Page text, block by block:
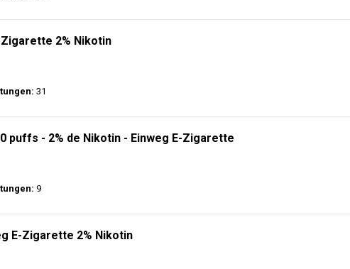
Zigarette 2% Nikotin
31
puffs - 2% de Nikotin - Einweg E-Zigarette
9
E-Zigarette 2% Nikotin